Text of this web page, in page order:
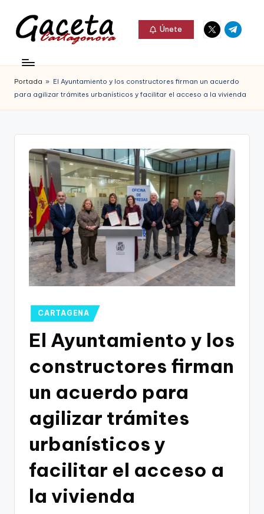
Saltar
contenido
c
e
t
Gaceta
Cartagonova,
La
que
informa
Cartagena,
Cartagena,
Únete
Elemento
del
Elemento
del
Portada » El Ayuntamiento y los constructores firman un acuerdo
para agilizar trámites urbanísticos y facilitar el acceso a la vivienda
Publicado
en
CARTAGENA
El Ayuntamiento y los
constructores firman
un acuerdo para
agilizar trámites
urbanísticos y
facilitar el acceso a
la vivienda